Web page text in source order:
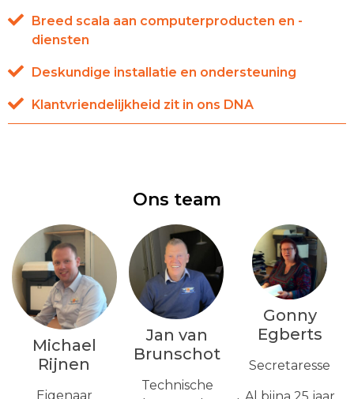
Breed scala aan computerproducten en -
diensten
Deskundige installatie en ondersteuning
Klantvriendelijkheid zit in ons DNA
Ons team
Michael
Rijnen
Eigenaar
Jan van
Brunschot
Technische
Gonny
Egberts
Secretaresse